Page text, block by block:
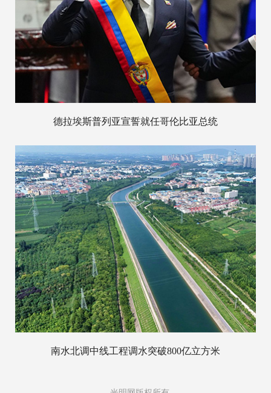
德拉埃斯普列亚宣誓就任哥伦比亚总统
南水北调中线工程调水突破800亿立方米